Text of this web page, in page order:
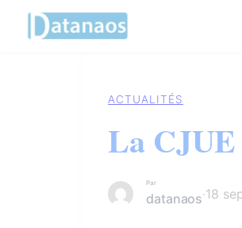
ACTUALITÉS
La
Par
datanaos·18
Panneau de gestion des cookies